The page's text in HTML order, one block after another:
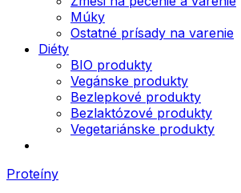
Múky
Ostatné prísady na varenie
Diéty
BIO produkty
Vegánske produkty
Bezlepkové produkty
Bezlaktózové produkty
Vegetariánske produkty
Proteíny